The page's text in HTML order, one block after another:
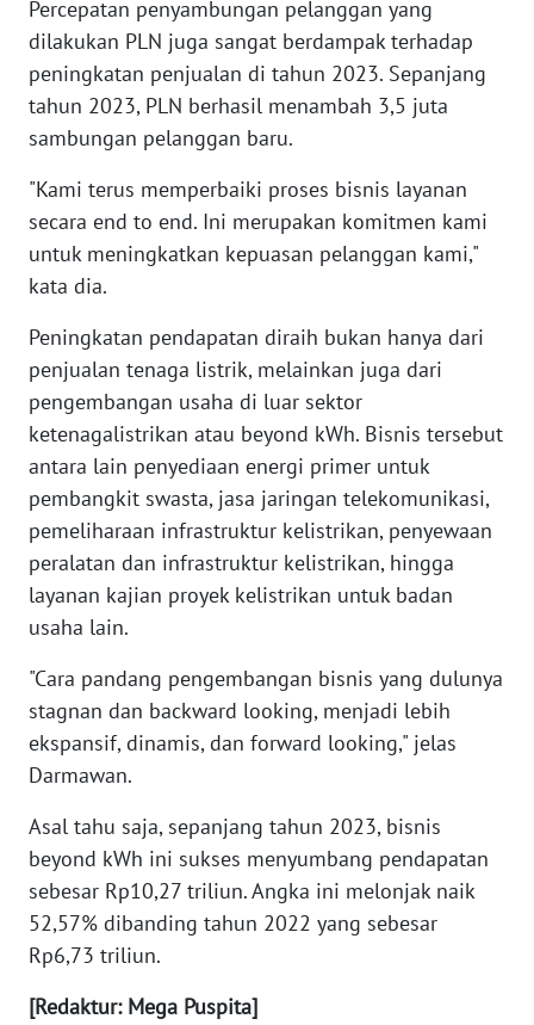
Percepatan penyambungan pelanggan yang
dilakukan PLN juga sangat berdampak terhadap
peningkatan penjualan di tahun 2023. Sepanjang
tahun 2023, PLN berhasil menambah 3,5 juta
sambungan pelanggan baru.
"Kami terus memperbaiki proses bisnis layanan
secara end to end. Ini merupakan komitmen kami
untuk meningkatkan kepuasan pelanggan kami,"
kata dia.
Peningkatan pendapatan diraih bukan hanya dari
penjualan tenaga listrik, melainkan juga dari
pengembangan usaha di luar sektor
ketenagalistrikan atau beyond kWh. Bisnis tersebut
antara lain penyediaan energi primer untuk
pembangkit swasta, jasa jaringan telekomunikasi,
pemeliharaan infrastruktur kelistrikan, penyewaan
peralatan dan infrastruktur kelistrikan, hingga
layanan kajian proyek kelistrikan untuk badan
usaha lain.
"Cara pandang pengembangan bisnis yang dulunya
stagnan dan backward looking, menjadi lebih
ekspansif, dinamis, dan forward looking," jelas
Darmawan.
Asal tahu saja, sepanjang tahun 2023, bisnis
beyond kWh ini sukses menyumbang pendapatan
sebesar Rp10,27 triliun. Angka ini melonjak naik
52,57% dibanding tahun 2022 yang sebesar
Rp6,73 triliun.
[Redaktur: Mega Puspita]
TAPANULI
TENGAH
WN DELI
WN
TINGGI
WN
PAKPAK
KARAWANG
WN
BEKASI
WN
BOGOR
DEPOK
WN
WN
SAMOSIR
WN
PADANG
LAWAS